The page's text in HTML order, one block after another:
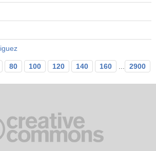
80 100 120 140 160 ... 2900